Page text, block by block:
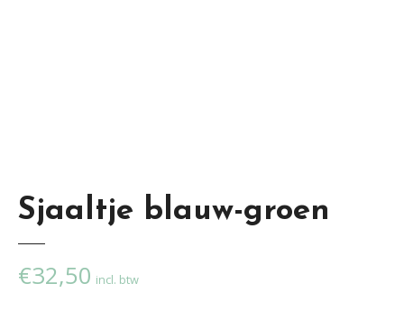
Sjaaltje blauw-groen
€32,50 incl. btw